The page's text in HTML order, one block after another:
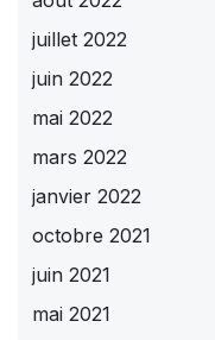
juillet 2022
juin 2022
mai 2022
mars 2022
janvier 2022
octobre 2021
juin 2021
mai 2021